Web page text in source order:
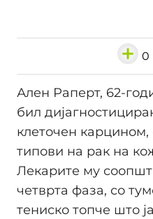
0
Алeн Раперт, 62-
бил
клеточен карцином,
типови на рак на
Лекарите му
четврта фаза, со
тениско топче што